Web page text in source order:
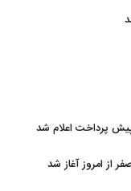
پرداخت اعلام شد
از امروز آغاز شد